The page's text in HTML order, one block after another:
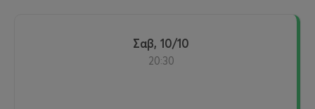
Σαβ, 10/10
20:30